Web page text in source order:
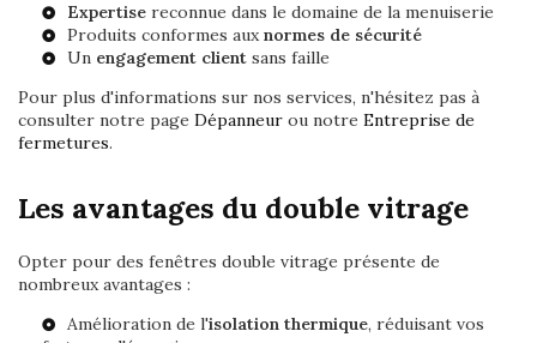
Expertise reconnue dans le domaine de la menuiserie
Produits conformes auxnormes de sécurité
Un engagement client sans faille
Pour plus d'informations sur nos services, n'hésitez pas à
consulter notre page Dépanneur ou notre Entreprise de
fermetures.
Les avantages du double vitrage
Opter pour des fenêtres double vitrage présente de
nombreux avantages :
Amélioration de l'isolation thermique, réduisant vos